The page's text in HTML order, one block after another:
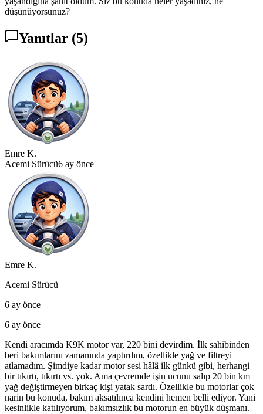
düşünüyorsunuz?
Yanıtlar (5)
Emre K.
Acemi Sürücü6 ay önce
Emre K.
Acemi Sürücü
6 ay önce
6 ay önce
Kendi aracımda K9K motor var, 220 bini devirdim. İlk sahibinden
beri bakımlarını zamanında yaptırdım, özellikle yağ ve filtreyi
atlamadım. Şimdiye kadar motor sesi hâlâ ilk günkü gibi, herhangi
bir tıkırtı, tıkırtı vs. yok. Ama çevremde işin ucunu salıp 20 bin km
yağ değiştirmeyen birkaç kişi yatak sardı. Özellikle bu motorlar çok
narin bu konuda, bakım aksatılınca kendini hemen belli ediyor. Yani
kesinlikle katılıyorum, bakımsızlık bu motorun en büyük düşmanı.